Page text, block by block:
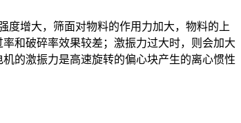
度增大，筛面对物料的作用力加大，物料的上
和破碎率效果较差；激振力过大时，则会加大
的激振力是高速旋转的偏心块产生的离心惯性